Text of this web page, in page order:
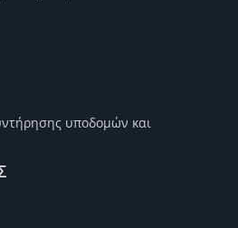
υποδομών και